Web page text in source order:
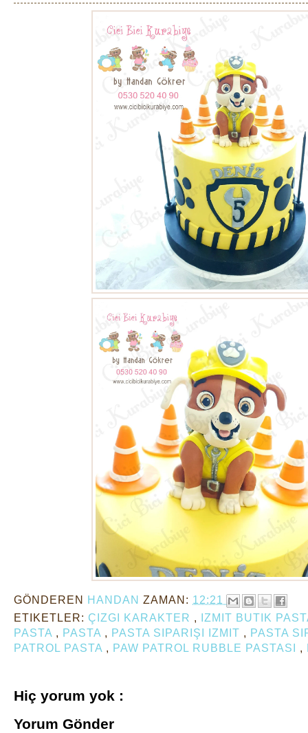
GÖNDEREN HANDAN ZAMAN: 12:21
ETIKETLER: ÇIZGI KARAKTER ,
IZMIT BUTIK
PASTA , PASTA , PASTA SIPARIŞI IZMIT , PASTA
PATROL PASTA , PAW PATROL RUBBLE PASTASI ,
Hiç yorum yok :
Yorum Gönder